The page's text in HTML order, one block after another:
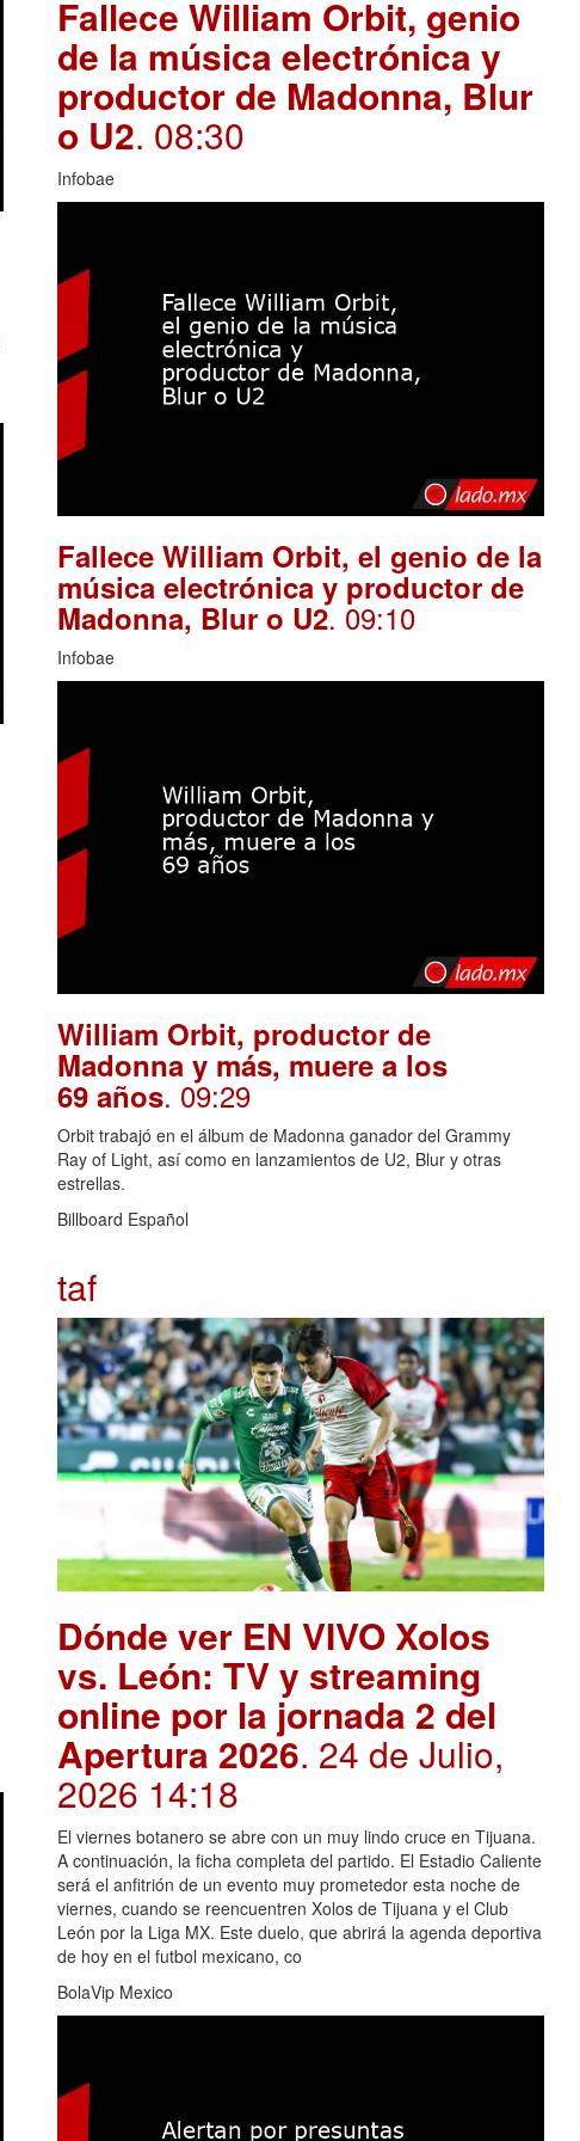
Fallece William Orbit, genio
de la música electrónica y
productor de Madonna, Blur
o U2. 08:30
Infobae
Fallece William Orbit, el genio de la
música electrónica y productor de
Madonna, Blur o U2. 09:10
Infobae
William Orbit, productor de
Madonna y más, muere a los
69 años. 09:29
Orbit trabajó en el álbum de Madonna ganador del Grammy
Ray of Light, así como en lanzamientos de U2, Blur y otras
estrellas.
Billboard Español
taf
Dónde ver EN VIVO Xolos
vs. León: TV y streaming
online por la jornada 2 del
Apertura 2026. 24 de Julio,
2026 14:18
El viernes botanero se abre con un muy lindo cruce en Tijuana.
A continuación, la ficha completa del partido. El Estadio Caliente
será el anfitrión de un evento muy prometedor esta noche de
viernes, cuando se reencuentren Xolos de Tijuana y el Club
León por la Liga MX. Este duelo, que abrirá la agenda deportiva
de hoy en el futbol mexicano, co
BolaVip Mexico